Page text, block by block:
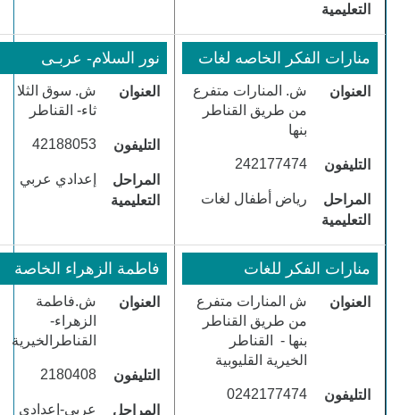
التعليمية
منارات الفكر الخاصه لغات
العنوان
ش. المنارات متفرع
من طريق القناطر
التليفون ​242177474
المراحل
التعليمية
​رياض أطفال لغات
​نور السلام- عربـى
العنوان
ش. سوق الثلا
ثاء- القناطر
التليفون ​42188053
المراحل
التعليمية
​إعدادي عربي
منارات الفكر للغات
العنوان
ش المنارات متفرع
من طريق القناطر
بنها - القناطر
الخيرية القليوبية
التليفون ​0242177474
فاطمة الزهراء الخاصة
العنوان
ش.فاطمة
الزهراء-
القناطرالخيرية
التليفون ​2180408
المراحل ​عربي-إعدادي